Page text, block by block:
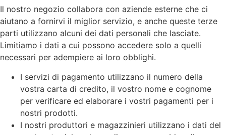
Il nostro negozio collabora con aziende esterne che ci
aiutano a fornirvi il miglior servizio, e anche queste terze
parti utilizzano alcuni dei dati personali che lasciate.
Limitiamo i dati a cui possono accedere solo a quelli
necessari per adempiere ai loro obblighi.
I servizi di pagamento utilizzano il numero della
vostra carta di credito, il vostro nome e cognome
per verificare ed elaborare i vostri pagamenti per i
nostri prodotti.
I nostri produttori e magazzinieri utilizzano i dati del